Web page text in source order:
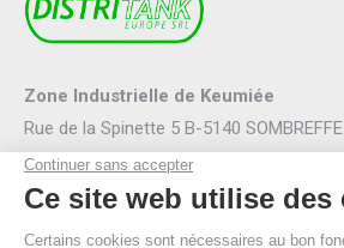
Zone Industrielle de Keumiée
Rue de la Spinette 5 B-5140 SOMBREFFE
Mail :info@distritank.be
Tel.: 071/88 81 46
Fax : 071/88 94 53